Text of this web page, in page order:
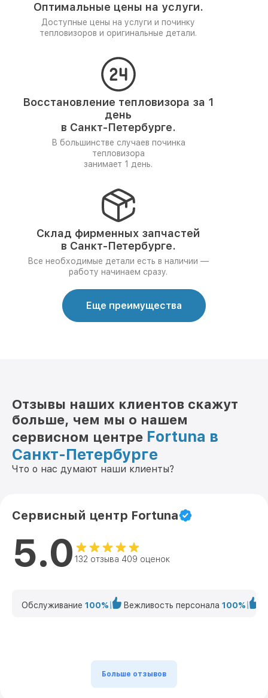
Оптимальные цены на услуги.
Доступные цены на услуги и починку
тепловизоров и оригинальные детали.
Восстановление тепловизора за 1
день
в Санкт-Петербурге.
В большинстве случаев починка
тепловизора
занимает 1 день.
Склад фирменных запчастей
в Санкт-Петербурге.
Все необходимые детали есть в наличии —
работу начинаем сразу.
Еще преимущества
Отзывы наших клиентов скажут
больше, чем мы о нашем
сервисном центре Fortuna в
Санкт-Петербурге
Что о нас думают наши клиенты?
Сервисный центр Fortuna
5.0 132 отзыва 409 оценок
Обслуживание 100% Вежливость персонала 100%
Больше отзывов